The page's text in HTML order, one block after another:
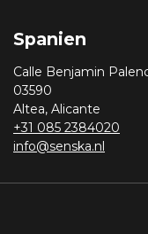
Spanien
Calle Benjamin
03590
Altea, Alicante
+31 085 2384020
info@senska.nl